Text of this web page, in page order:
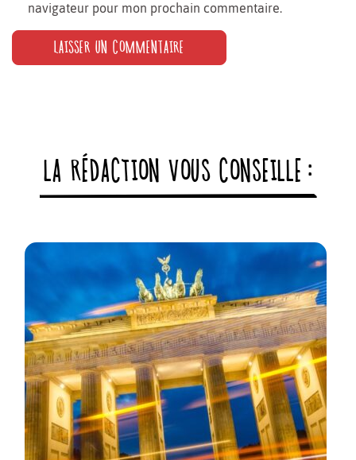
navigateur pour mon prochain commentaire.
LA RÉDACTION VOUS CONSEILLE :